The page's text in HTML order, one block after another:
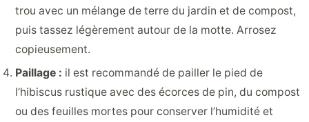
trou avec un mélange de terre du jardin et de compost,
puis tassez légèrement autour de la motte. Arrosez
copieusement.
Paillage : il est recommandé de pailler le pied de
l’hibiscus rustique avec des écorces de pin, du compost
ou des feuilles mortes pour conserver l’humidité et